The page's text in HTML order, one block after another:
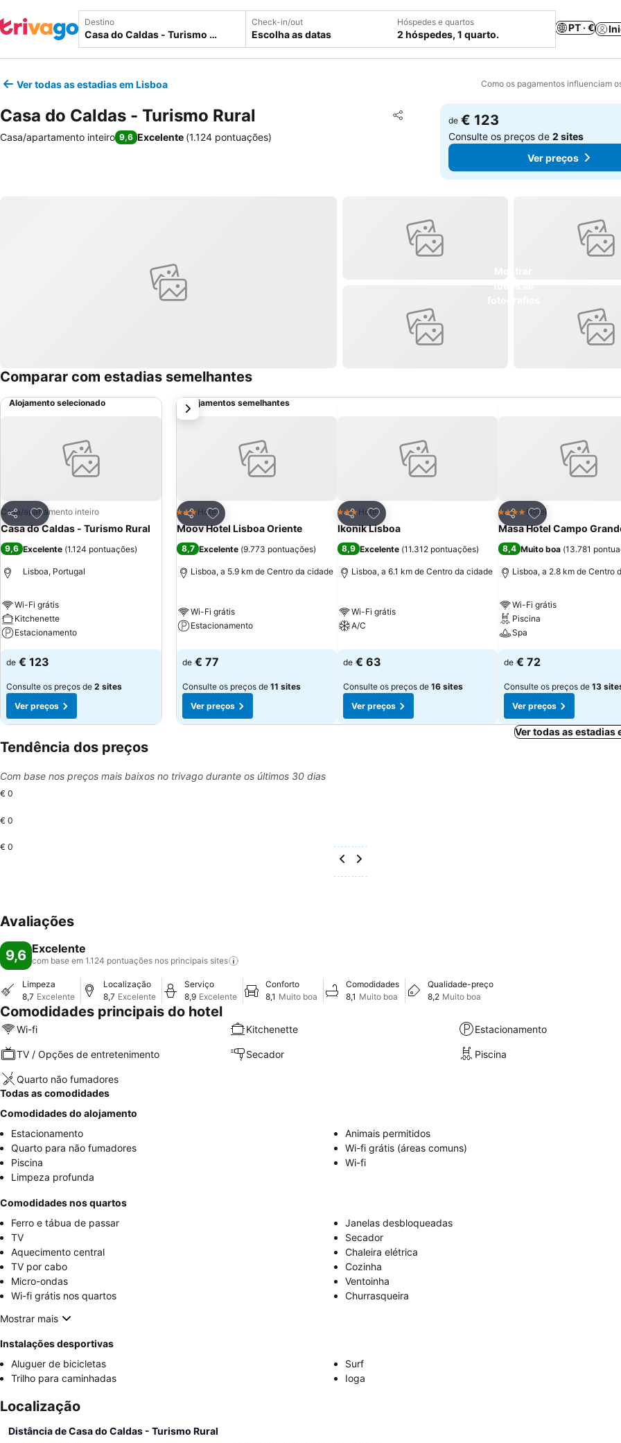
Destino Check-in/out
Escolha as datas
Hóspedes e quartos
2 hóspedes, 1 quarto.
PT · €
Ver todas as estadias em Lisboa Como os pagamentos influenciam
Casa do Caldas - Turismo Rural Partilhar
Adicionar aos favoritos
Casa/apartamento inteiro 9,6 Excelente (1.124 pontuações)
de € 123
Consulte os preços de2 sites
Ver preços
Comparar com estadias semelhantes
Alojamento selecionado
Partilhar
Adicionar aos favoritos
Casa/apartamento inteiro
Casa do Caldas - Turismo Rural
9,6 Excelente (1.124 pontuações)
Lisboa, Portugal
Wi-Fi grátis
Kitchenette
Estacionamento
de € 123
Consulte os preços de 2 sites
Ver preços
Alojamentos semelhantes
Partilhar
Adicionar aos favoritos
3 Estrelas
Hotel
Moov Hotel Lisboa Oriente
8,7 Excelente (9.773 pontuações)
Lisboa, a 5.9 km de Centro da cidade
Wi-Fi grátis
Estacionamento
de € 77
Consulte os preços de 11 sites
Ver preços
Partilhar
Adicionar aos favoritos
3 Estrelas
Hotel
Ikonik Lisboa
8,9 Excelente (11.312 pontuações)
Lisboa, a 6.1 km de Centro da cidade
Wi-Fi grátis
A/C
de € 63
Consulte os preços de 16 sites
Ver preços
Partilhar
Adicionar aos
4 EstrelasHotel
Masa Hotel Campo
8,4 Muito boa (13.781
Lisboa, a 2.8 km de Centro
Wi-Fi grátis
Piscina
Spa
de € 72
Consulte os preços de 13
Ver preços
próximo
Ver todas as estadias
Tendência dos preços
Com base nos preços mais baixos no trivago durante os últimos 30 dias
€ 0
€ 0
€ 0
Avaliações
9,6 Excelente
com base em 1.124 pontuações nos principais sites
Limpeza
8,7 Excelente
Localização
8,7 Excelente
Serviço
8,9 Excelente
Conforto
8,1 Muito boa
Comodidades
8,1 Muito boa
Qualidade-preço
8,2 Muito boa
Comodidades principais do hotel
Wi-fi Kitchenette Estacionamento
TV / Opções de entretenimento Secador Piscina
Quarto não fumadores
Todas as comodidades
Comodidades do alojamento
Estacionamento
Animais permitidos
Quarto para não fumadores
Wi-fi grátis (áreas comuns)
Piscina
Wi-fi
Limpeza profunda
Comodidades nos quartos
Ferro e tábua de passar
Janelas desbloqueadas
TV
Secador
Aquecimento central
Chaleira elétrica
TV por cabo
Cozinha
Micro-ondas
Ventoinha
Wi-fi grátis nos quartos
Churrasqueira
Mostrar mais
Instalações desportivas
Aluguer de bicicletas
Surf
Trilho para caminhadas
Ioga
Localização
Distância de Casa do Caldas - Turismo Rural